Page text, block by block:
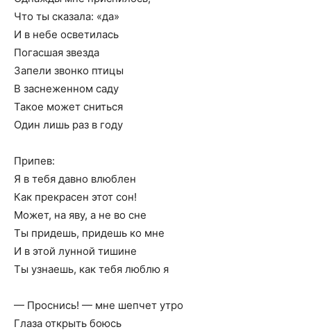
Что ты сказала: «да»
И в небе осветилась
Погасшая звезда
Запели звонко птицы
В заснеженном саду
Такое может сниться
Один лишь раз в году
Припев:
Я в тебя давно влюблен
Как прекрасен этот сон!
Может, на яву, а не во сне
Ты придешь, придешь ко мне
И в этой лунной тишине
Ты узнаешь, как тебя люблю я
— Проснись! — мне шепчет утро
Глаза открыть боюсь